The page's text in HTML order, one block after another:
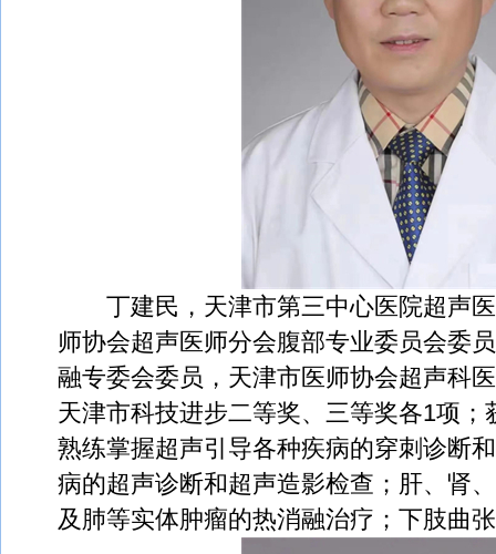
丁建民，天津市第三中心医院超声医
师协会超声医师分会腹部专业委员会委
融专委会委员，天津市医师协会超声科
天津市科技进步二等奖、三等奖各1项
熟练掌握超声引导各种疾病的穿刺诊断
病的超声诊断和超声造影检查；肝、肾
及肺等实体肿瘤的热消融治疗；下肢曲